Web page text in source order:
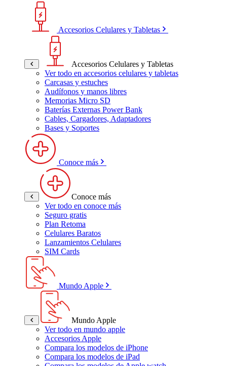
Accesorios Celulares y Tabletas
Accesorios Celulares y Tabletas
Ver todo en accesorios celulares y tabletas
Carcasas y estuches
Audífonos y manos libres
Memorias Micro SD
Baterías Externas Power Bank
Cables, Cargadores, Adaptadores
Bases y Soportes
Conoce más
Conoce más
Ver todo en conoce más
Seguro gratis
Plan Retoma
Celulares Baratos
Lanzamientos Celulares
SIM Cards
Mundo Apple
Mundo Apple
Ver todo en mundo apple
Accesorios Apple
Compara los modelos de iPhone
Compara los modelos de iPad